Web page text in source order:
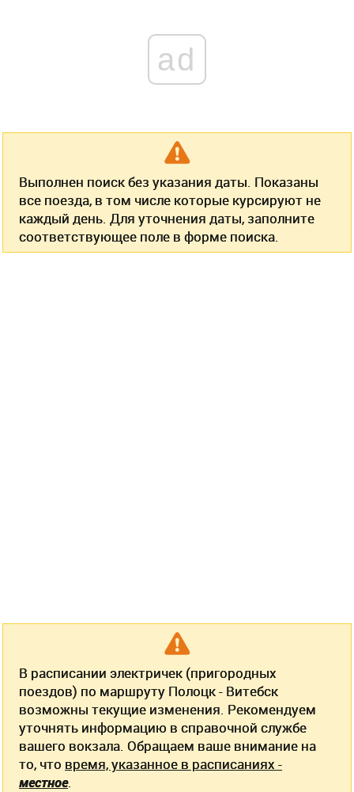
ad
Выполнен поиск без указания даты. Показаны
все поезда, в том числе которые курсируют не
каждый день. Для уточнения даты, заполните
соответствующее поле в форме поиска.
В расписании электричек (пригородных
поездов) по маршруту Полоцк - Витебск
возможны текущие изменения. Рекомендуем
уточнять информацию в справочной службе
вашего вокзала. Обращаем ваше внимание на
то, что время, указанное в расписаниях -
местное.